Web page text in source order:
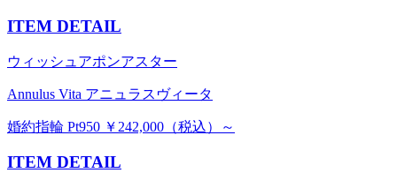
ITEM DETAIL
ウィッシュアポンアスター
Annulus Vita アニュラスヴィータ
婚約指輪 Pt950 ￥242,000（税込）～
ITEM DETAIL